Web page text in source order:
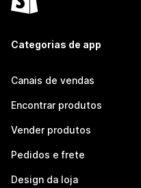
Categorias de app
Canais de vendas
Encontrar produtos
Vender produtos
Pedidos e frete
Design da loja